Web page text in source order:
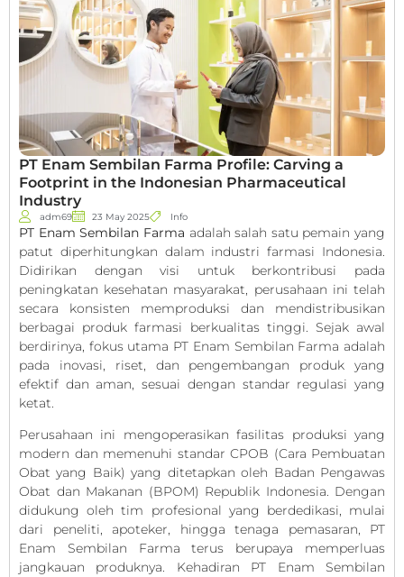
PT Enam Sembilan Farma Profile: Carving a
Footprint in the Indonesian Pharmaceutical
Industry
adm69 23 May 2025 Info
PT Enam Sembilan Farma adalah salah satu pemain yang
patut diperhitungkan dalam industri farmasi Indonesia.
Didirikan dengan visi untuk berkontribusi pada
peningkatan kesehatan masyarakat, perusahaan ini telah
secara konsisten memproduksi dan mendistribusikan
berbagai produk farmasi berkualitas tinggi. Sejak awal
berdirinya, fokus utama PT Enam Sembilan Farma adalah
pada inovasi, riset, dan pengembangan produk yang
efektif dan aman, sesuai dengan standar regulasi yang
ketat.
Perusahaan ini mengoperasikan fasilitas produksi yang
modern dan memenuhi standar CPOB (Cara Pembuatan
Obat yang Baik) yang ditetapkan oleh Badan Pengawas
Obat dan Makanan (BPOM) Republik Indonesia. Dengan
didukung oleh tim profesional yang berdedikasi, mulai
dari peneliti, apoteker, hingga tenaga pemasaran, PT
Enam Sembilan Farma terus berupaya memperluas
jangkauan produknya. Kehadiran PT Enam Sembilan